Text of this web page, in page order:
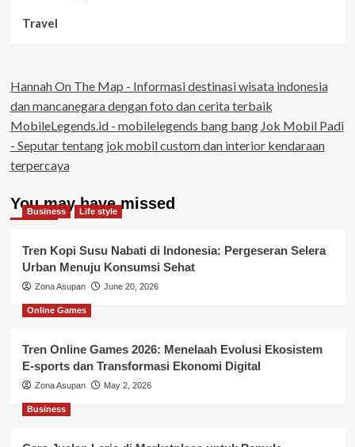
Travel
Hannah On The Map - Informasi destinasi wisata indonesia
dan mancanegara dengan foto dan cerita terbaik
MobileLegends.id - mobilelegends bang bang Jok Mobil Padi
- Seputar tentang jok mobil custom dan interior kendaraan
terpercaya
You may have missed
Business Life style
Tren Kopi Susu Nabati di Indonesia: Pergeseran Selera
Urban Menuju Konsumsi Sehat
Zona Asupan June 20, 2026
Online Games
Tren Online Games 2026: Menelaah Evolusi Ekosistem
E-sports dan Transformasi Ekonomi Digital
Zona Asupan May 2, 2026
Business